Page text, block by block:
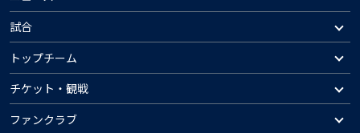
試合
トップチーム
チケット・観戦
ファンクラブ